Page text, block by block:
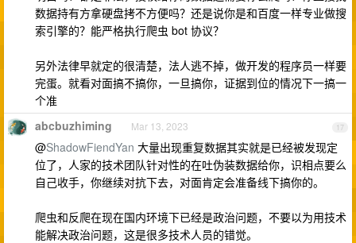
数据持有方拿硬盘拷不方便吗？还是说你是和百度一样专业做搜
索引擎的？能严格执行爬虫 bot 协议？
另外法律早就定的很清楚，法人逃不掉，做开发的程序员一样要
完蛋。就看对面搞不搞你，一旦搞你，证据到位的情况下一搞一
个准
17
abcbuzhiming Mar 13, 2023
@ShadowFiendYan 大量出现重复数据其实就是已经被发现定
位了，人家的技术团队针对性的在吐伪装数据给你，识相点要么
自己收手，你继续对抗下去，对面肯定会准备线下搞你的。
爬虫和反爬在现在国内环境下已经是政治问题，不要以为用技术
能解决政治问题，这是很多技术人员的错觉。